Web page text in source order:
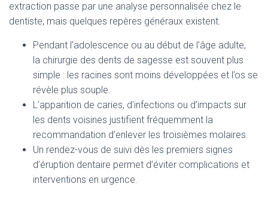
extraction passe par une analyse personnalisée chez le
dentiste, mais quelques repères généraux existent.
Pendant l’adolescence ou au début de l’âge adulte,
la chirurgie des dents de sagesse est souvent plus
simple : les racines sont moins développées et l’os se
révèle plus souple.
L’apparition de caries, d’infections ou d’impacts sur
les dents voisines justifient fréquemment la
recommandation d’enlever les troisièmes molaires.
Un rendez-vous de suivi dès les premiers signes
d’éruption dentaire permet d’éviter complications et
interventions en urgence.